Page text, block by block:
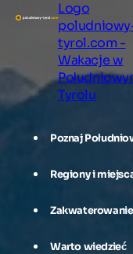
Logo
tyrol.com -
Wakacje w
Tyrolu
Poznaj
Regiony i
Zakwaterowanie
Warto wiedzieć